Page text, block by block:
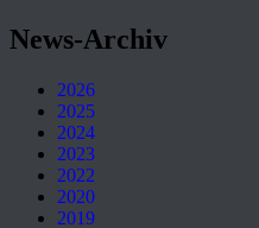
News-Archiv
2026
2025
2024
2023
2022
2020
2019